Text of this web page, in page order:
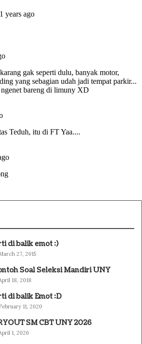
di balik emot :)
27, 2015
Soal Seleksi Mandiri UNY
18, 2018
di balik Emot :D
11, 2020
SM CBT UNY 2026
1, 2026